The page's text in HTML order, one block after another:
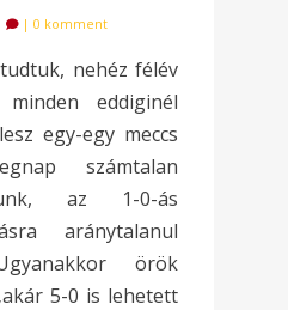
|0 komment
nehéz félév
eddiginél
egy-egy meccs
számtalan
az 1-0-ás
aránytalanul
örök
5-0 is lehetett